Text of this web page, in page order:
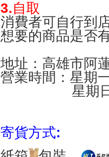
3.自取
消費者可自行到
想要的商品是否
地址： 高雄市阿
營業時間：星期
星期日
寄貨方式: